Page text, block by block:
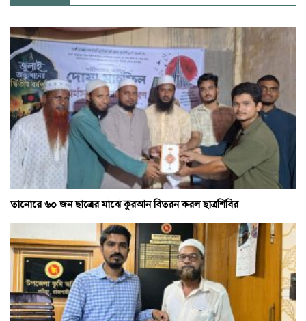
তানোরে ৬০ জন ছাত্রের মাঝে কুরআন বিতরন করল ছাত্রশিবির